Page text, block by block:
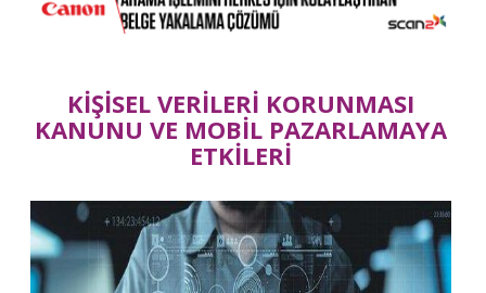
KİŞİSEL VERİLERİ KORUNMASI
KANUNU VE MOBİL PAZARLAMAYA
ETKİLERİ